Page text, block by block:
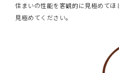
住まいの性能を客観的に見極めて
見極めてください。